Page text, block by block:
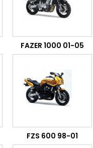
FAZER 1000 01-05
FZS 600 98-01